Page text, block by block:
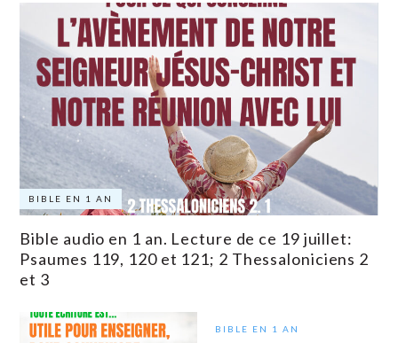
BIBLE EN 1 AN
Bible audio en 1 an. Lecture de ce 19 juillet:
Psaumes 119, 120 et 121; 2 Thessaloniciens 2
et 3
BIBLE EN 1 AN